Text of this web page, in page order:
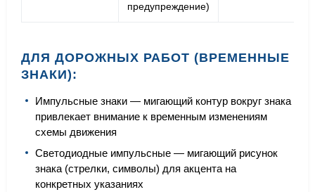
предупреждение)
ДЛЯ ДОРОЖНЫХ РАБОТ (ВРЕМЕННЫЕ
ЗНАКИ):
Импульсные знаки — мигающий контур вокруг знака
привлекает внимание к временным изменениям
схемы движения
Светодиодные импульсные — мигающий рисунок
знака (стрелки, символы) для акцента на
конкретных указаниях